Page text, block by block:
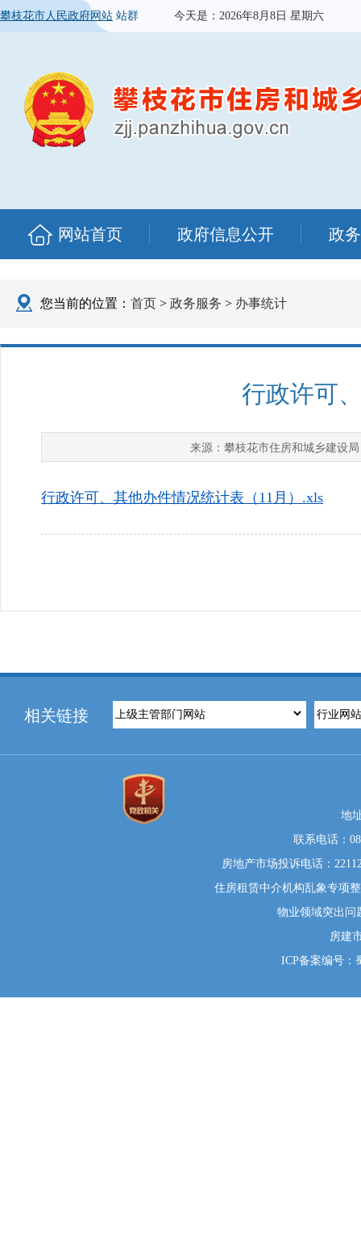
攀枝花市人民政府网站 站群 今天是： 2026年8月8日 星期六
网站首页 政府信息公开 政
您当前的位置： 首页 > 政务服务 > 办事统计
行政许可
来源： 攀枝花市住房和城乡建设局
行政许可、其他办件情况统计表（11月）.xls
相关链接
地
联系电话：
房地产市场投诉电话：
住房租赁中介机构乱象专项
物业领域突出问
房建
ICP备案编号：